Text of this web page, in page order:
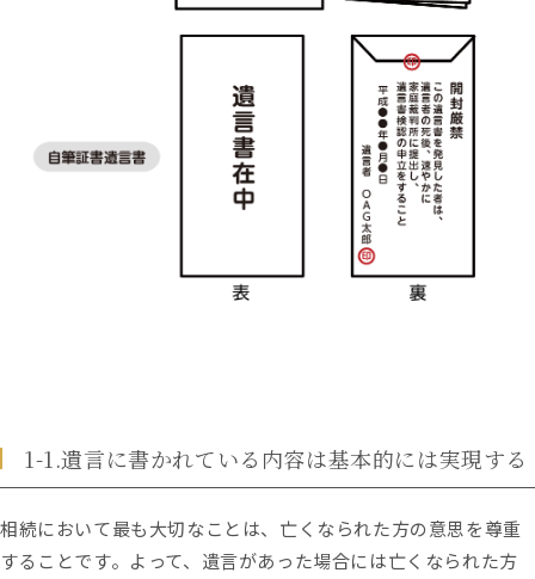
1-1.遺言に書かれている内容は基本的には実現する
相続において最も大切なことは、亡くなられた方の意思を尊重
することです。よって、遺言があった場合には亡くなられた方